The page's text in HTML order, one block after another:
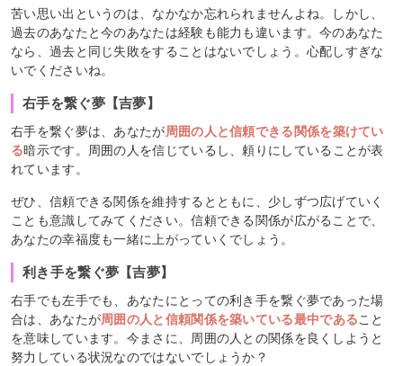
苦い思い出というのは、なかなか忘れられませんよね。しかし、
過去のあなたと今のあなたは経験も能力も違います。今のあなた
なら、過去と同じ失敗をすることはないでしょう。心配しすぎな
いでくださいね。
右手を繋ぐ夢【吉夢】
右手を繋ぐ夢は、あなたが周囲の人と信頼できる関係を築けてい
る暗示です。周囲の人を信じているし、頼りにしていることが表
れています。
ぜひ、信頼できる関係を維持するとともに、少しずつ広げていく
ことも意識してみてください。信頼できる関係が広がることで、
あなたの幸福度も一緒に上がっていくでしょう。
利き手を繋ぐ夢【吉夢】
右手でも左手でも、あなたにとっての利き手を繋ぐ夢であった場
合は、あなたが周囲の人と信頼関係を築いている最中であること
を意味しています。今まさに、周囲の人との関係を良くしようと
努力している状況なのではないでしょうか？